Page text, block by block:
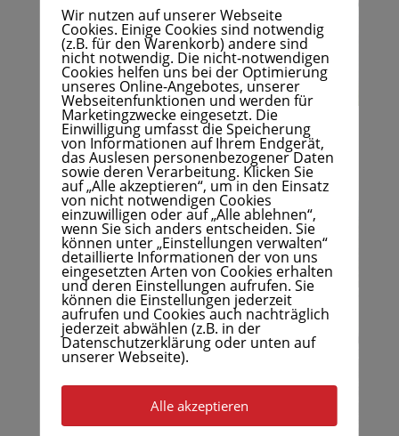
Und nun die Einführung für die nächste
Herausforderung….
Wir nutzen auf unserer Webseite
Cookies. Einige Cookies sind notwendig
(z.B. für den Warenkorb) andere sind
nicht notwendig. Die nicht-notwendigen
Cookies helfen uns bei der Optimierung
unseres Online-Angebotes, unserer
Webseitenfunktionen und werden für
Marketingzwecke eingesetzt. Die
Einwilligung umfasst die Speicherung
von Informationen auf Ihrem Endgerät,
das Auslesen personenbezogener Daten
sowie deren Verarbeitung. Klicken Sie
auf „Alle akzeptieren“, um in den Einsatz
von nicht notwendigen Cookies
einzuwilligen oder auf „Alle ablehnen“,
wenn Sie sich anders entscheiden. Sie
können unter „Einstellungen verwalten“
detaillierte Informationen der von uns
eingesetzten Arten von Cookies erhalten
und deren Einstellungen aufrufen. Sie
können die Einstellungen jederzeit
aufrufen und Cookies auch nachträglich
jederzeit abwählen (z.B. in der
Datenschutzerklärung oder unten auf
unserer Webseite).
Alle akzeptieren